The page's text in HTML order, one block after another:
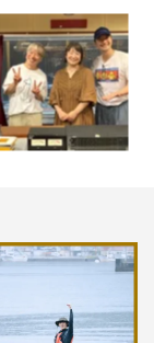
の楽しさ、日々
ものに向き合っ
すごく幸せな気
動はこれから